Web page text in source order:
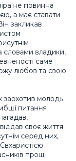
не повинна
а має ставати
закликав
словами владики,
саме
любов та свою
заохотив молодь
питання
своє життя
серед них,
прощі